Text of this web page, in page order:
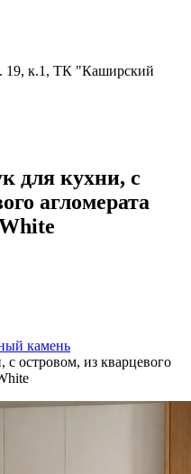
19, к.1, ТК "Каширский
для кухни, с
агломерата
камень
островом, из кварцевого